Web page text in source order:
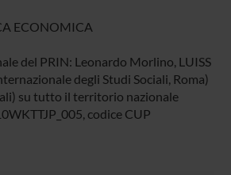
ECONOMICA
del PRIN: Leonardo Morlino, LUISS
degli Studi Sociali, Roma)
su tutto il territorio nazionale
codice CUP